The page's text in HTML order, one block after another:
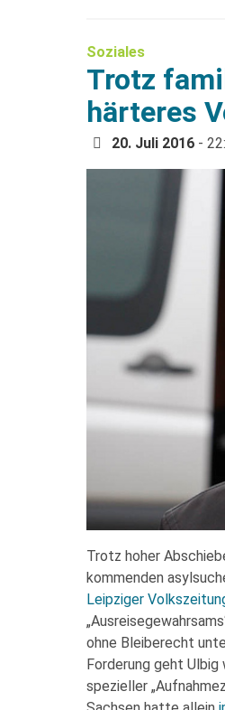
Soziales
Trotz
härteres
20. Juli 2016 -
Trotz hoher
kommenden
Leipziger
ohne Bleiberecht
Forderung geht Ulbig
spezieller